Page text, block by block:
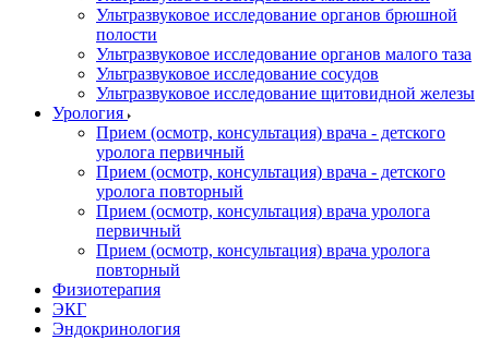
Ультразвуковое исследование органов брюшной
полости
Ультразвуковое исследование органов малого таза
Ультразвуковое исследование сосудов
Ультразвуковое исследование щитовидной железы
Урология
Прием (осмотр, консультация) врача - детского
уролога первичный
Прием (осмотр, консультация) врача - детского
уролога повторный
Прием (осмотр, консультация) врача уролога
первичный
Прием (осмотр, консультация) врача уролога
повторный
Физиотерапия
ЭКГ
Эндокринология